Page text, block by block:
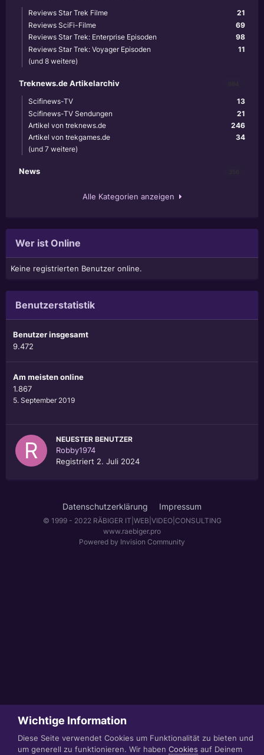
21
Reviews Star Trek Filme
69
Reviews SciFi-Filme
98
Reviews Star Trek: Enterprise Episoden
11
Reviews Star Trek: Voyager Episoden
(und 8 weitere)
Treknews.de Artikelarchiv
13
Scifinews-TV
21
Scifinews-TV Sendungen
246
Artikel von treknews.de
34
Artikel von trekgames.de
(und 7 weitere)
News
Alle Kategorien anzeigen
Wer ist Online
Keine registrierten Benutzer online.
Benutzerstatistik
Benutzer insgesamt
9.472
Am meisten online
1.867
5. September 2019
NEUESTER BENUTZER
Robby1974
Registriert 2. Juli 2024
Datenschutzerklärung Impressum
© 1999 - 2022 RÄBIGER IT|WEB|VIDEO|CONSULTING
www.raebiger.pro
Powered by Invision Community
Wichtige Information
Diese Seite verwendet Cookies um Funktionalität zu bieten und
um generell zu funktionieren. Wir haben Cookies auf Deinem